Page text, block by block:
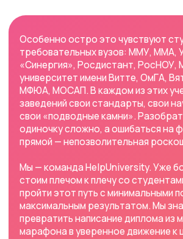
стоим плечом к плечу со студентами, помогая им
превратить написание диплома из мучительного
марафона в уверенное движение к цели.
Основные проблемы при написании дипломной
работы
Почему даже самые способные студенты паникуют
при слове «диплом»? Потому что это задача,
которая требует совмещения несовместимого:
глубокого анализа, строгой структуры,
оформления по ГОСТу и творческого подхода.
Вот главные трудности:
звучат красиво, но оказываются
нежизнеспособными: по ним нет литературы, нет
материала для анализа, или они просто не
соответствуют вашим интересам. Особенно это
критично для студентов ММУ и Университета
«Синергия», где научные руководители очень
строго подходят к формулировкам.
2. Поиск актуальной литературы. Требования к